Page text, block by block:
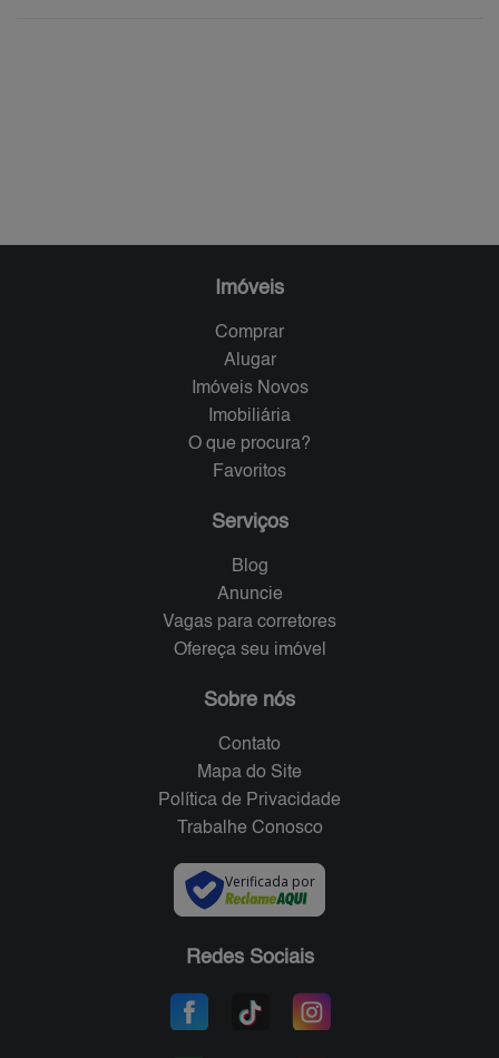
Imóveis
Comprar
Alugar
Imóveis Novos
Imobiliária
O que procura?
Favoritos
Serviços
Blog
Anuncie
Vagas para corretores
Ofereça seu imóvel
Sobre nós
Contato
Mapa do Site
Política de Privacidade
Trabalhe Conosco
Verificada por
Redes Sociais